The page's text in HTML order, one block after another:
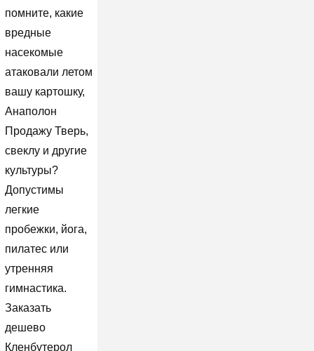
помните, какие
вредные
насекомые
атаковали летом
вашу картошку,
Анаполон
Продажу Тверь,
свеклу и другие
культуры?
Допустимы
легкие
пробежки, йога,
пилатес или
утренняя
гимнастика.
Заказать
дешево
Кленбутерол